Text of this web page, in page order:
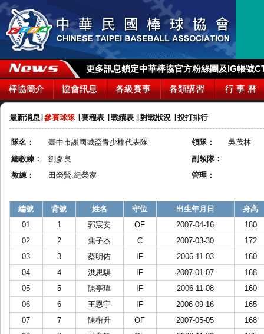
更多訊息鎖定中華棒協官方粉絲團及IG帳號
棒協簡介 協會訊息 各級賽事 各類講習 行 事 曆
最新消息 參賽球隊∣ 賽程表 戰績表 對戰狀況 投打排行
隊名： 臺中市謝國城盃青少棒代表隊 領隊：
吳茂林
總教練：
劉彥良
副領隊：
教練：
田榮賢,紀榮家 管理：
編號 背號 姓名 守位 出生年月日
身高
01
1 郭宸安 OF 2007-04-16
180
02
2 焦子杰 C 2007-03-30
172
03
3 蔡明佑 IF 2006-11-03
160
04
4 洪思騏 IF 2007-01-07
168
05
5 陳亭瑋 IF 2006-11-08
160
06
6 王恩宇 IF 2006-09-16
165
07
7 陳楷升 OF 2007-05-05
168